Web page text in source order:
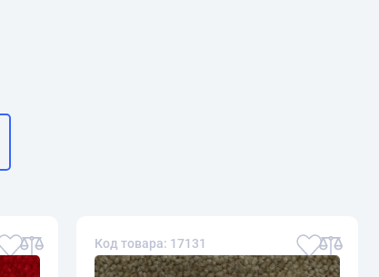
Код товара: 17131